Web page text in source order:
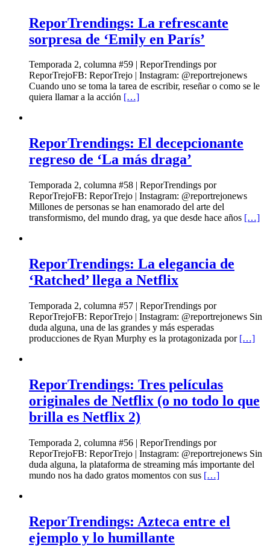
ReporTrendings: La refrescante
sorpresa de ‘Emily en París’
Temporada 2, columna #59 | ReporTrendings por
ReporTrejoFB: ReporTrejo | Instagram: @reportrejonews
Cuando uno se toma la tarea de escribir, reseñar o como se le
quiera llamar a la acción […]
ReporTrendings: El decepcionante
regreso de ‘La más draga’
Temporada 2, columna #58 | ReporTrendings por
ReporTrejoFB: ReporTrejo | Instagram: @reportrejonews
Millones de personas se han enamorado del arte del
transformismo, del mundo drag, ya que desde hace años […]
ReporTrendings: La elegancia de
‘Ratched’ llega a Netflix
Temporada 2, columna #57 | ReporTrendings por
ReporTrejoFB: ReporTrejo | Instagram: @reportrejonews Sin
duda alguna, una de las grandes y más esperadas
producciones de Ryan Murphy es la protagonizada por […]
ReporTrendings: Tres películas
originales de Netflix (o no todo lo que
brilla es Netflix 2)
Temporada 2, columna #56 | ReporTrendings por
ReporTrejoFB: ReporTrejo | Instagram: @reportrejonews Sin
duda alguna, la plataforma de streaming más importante del
mundo nos ha dado gratos momentos con sus […]
ReporTrendings: Azteca entre el
ejemplo y lo humillante